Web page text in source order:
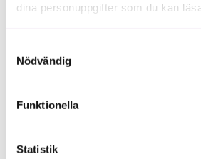
dina personuppgifter som du kan
delning av information enligt ovan,
som är nödvändiga för att
Nödvändig
Funktionella
Statistik